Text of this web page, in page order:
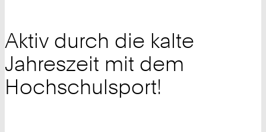
Aktiv durch die kalte
Jahreszeit mit dem
Hochschulsport!